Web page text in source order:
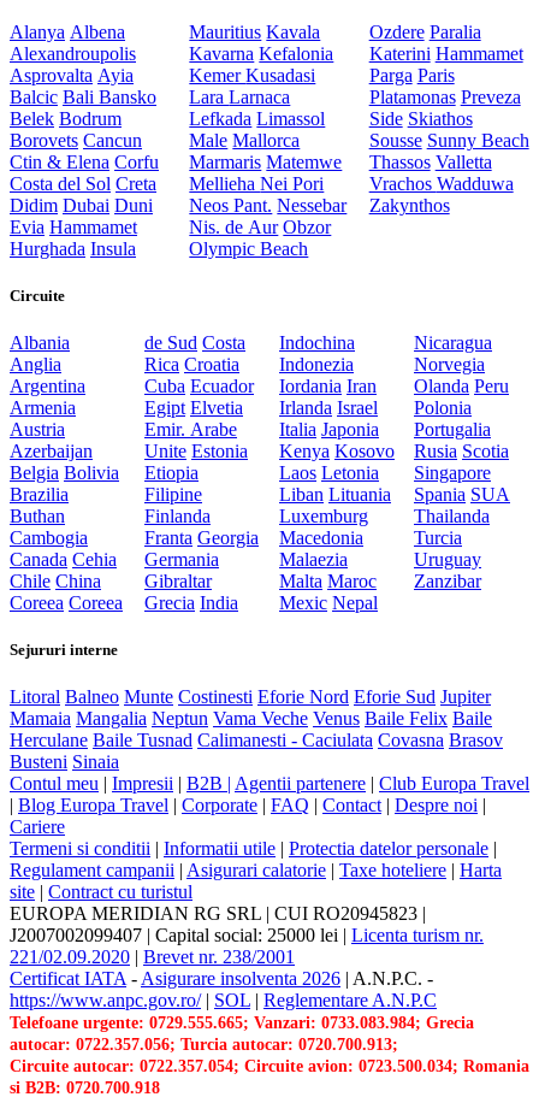
Alanya Albena
Alexandroupolis
Asprovalta Ayia
Balcic Bali Bansko
Belek Bodrum
Borovets Cancun
Ctin & Elena Corfu
Costa del Sol Creta
Didim Dubai Duni
Evia Hammamet
Hurghada Insula
Mauritius Kavala
Kavarna Kefalonia
KemerKusadasi
LaraLarnaca
Lefkada Limassol
Male Mallorca
Marmaris Matemwe
MelliehaNei Pori
Neos Pant. Nessebar
Nis. de Aur Obzor
Olympic Beach
Ozdere Paralia
Katerini Hammamet
Parga Paris
Platamonas Preveza
Side Skiathos
Sousse Sunny Beach
Thassos Valletta
Vrachos Wadduwa
Zakynthos
Circuite
Albania
Anglia
Argentina
Armenia
Austria
Azerbaijan
Belgia Bolivia
Brazilia
Buthan
Cambogia
Canada Cehia
Chile China
Coreea Coreea
de Sud Costa
Rica Croatia
Cuba Ecuador
Egipt Elvetia
Emir. Arabe
Unite Estonia
Etiopia
Filipine
Finlanda
Franta Georgia
Germania
Gibraltar
Grecia India
Indochina
Indonezia
Iordania Iran
Irlanda Israel
Italia Japonia
Kenya Kosovo
Laos Letonia
Liban Lituania
Luxemburg
Macedonia
Malaezia
Malta Maroc
Mexic Nepal
Nicaragua
Norvegia
Olanda Peru
Polonia
Portugalia
Rusia Scotia
Singapore
Spania SUA
Thailanda
Turcia
Uruguay
Zanzibar
Sejururi interne
Litoral Balneo Munte Costinesti Eforie Nord Eforie Sud Jupiter
Mamaia Mangalia Neptun Vama Veche Venus Baile Felix Baile
Herculane Baile Tusnad Calimanesti - Caciulata Covasna Brasov
Busteni Sinaia
Contul meu
Impresii B2B | Agentii partenere
Club Europa Travel
Blog Europa Travel Corporate FAQ Contact| Despre noi
Cariere
Termeni si conditii
Informatii utile Protectia datelor personale
Regulament campanii Asigurari calatorie Taxe hoteliere
Harta
site
Contract cu turistul
EUROPA MERIDIAN RG SRL
CUI RO20945823
J2007002099407
Capital social: 25000 lei
Licenta turism nr.
221/02.09.2020
Brevet nr. 238/2001
Certificat IATA-Asigurare insolventa 2026 A.N.P.C. -
https://www.anpc.gov.ro/| SOL Reglementare A.N.P.C
Telefoane urgente: 0729.555.665; Vanzari: 0733.083.984; Grecia
autocar: 0722.357.056; Turcia autocar: 0720.700.913;
Circuite autocar: 0722.357.054; Circuite avion: 0723.500.034; Romania
si B2B: 0720.700.918